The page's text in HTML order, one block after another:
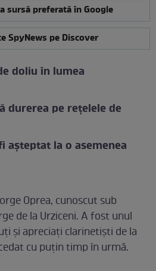
sursă preferată în Google
SpyNews pe Discover
doliu în lumea
durerea pe rețelele de
așteptat la o asemenea
Oprea, cunoscut sub
de la Urziceni. A fost unul
și apreciați clarinetiști de la
cu puțin timp în urmă.